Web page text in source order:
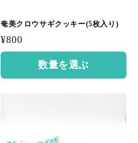
奄美クロウサギクッキー(5枚入り)
通
常
格
¥800
数量を選ぶ